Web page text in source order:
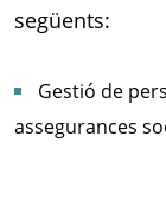
següents:
Gestió de
assegurances